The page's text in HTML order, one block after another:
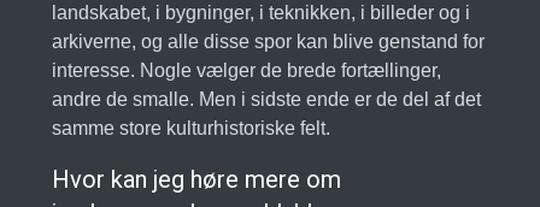
landskabet, i bygninger, i teknikken, i billeder og i
arkiverne, og alle disse spor kan blive genstand for
interesse. Nogle vælger de brede fortællinger,
andre de smalle. Men i sidste ende er de del af det
samme store kulturhistoriske felt.
Hvor kan jeg høre mere om